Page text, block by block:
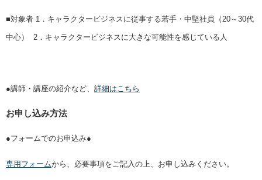
■対象者 1．キャラクタービジネスに従事する若手・中堅社員 （20～30代
中心） 2．キャラクタービジネスに大きな可能性を感じている人
●講師・講座の紹介など、 詳細はこちら
お申し込み方法
●フォームでのお申込み●
専用フォームから、必要事項をご記入の上、お申し込みください。